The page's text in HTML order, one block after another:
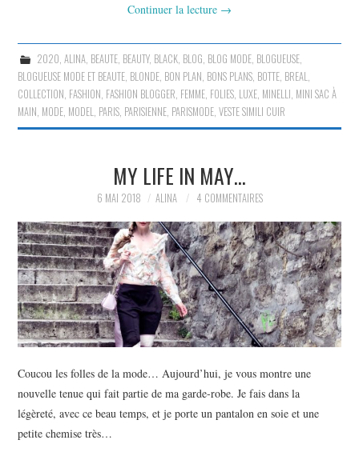
Continuer la lecture →
2020, ALINA, BEAUTE, BEAUTY, BLACK, BLOG, BLOG MODE, BLOGUEUSE,
BLOGUEUSE MODE ET BEAUTE, BLONDE, BON PLAN, BONS PLANS, BOTTE, BREAL,
COLLECTION, FASHION, FASHION BLOGGER, FEMME, FOLIES, LUXE, MINELLI, MINI SAC À
MAIN, MODE, MODEL, PARIS, PARISIENNE, PARISMODE,VESTE SIMILI CUIR
MY LIFE IN MAY…
6 MAI 2018 ALINA 4 COMMENTAIRES
Coucou les folles de la mode… Aujourd’hui, je vous montre une
nouvelle tenue qui fait partie de ma garde-robe. Je fais dans la
légèreté, avec ce beau temps, et je porte un pantalon en soie et une
petite chemise très…